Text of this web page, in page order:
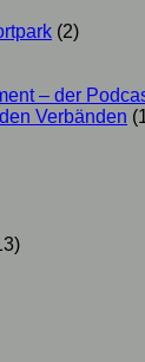
(2)
– der
Verbänden